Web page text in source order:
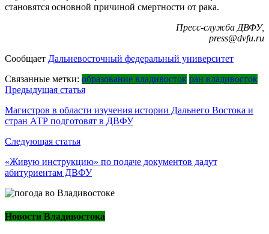
становятся основной причиной смертности от рака.
Пресс-служба ДВФУ,
press@dvfu.ru
Сообщает Дальневосточный федеральный университет
Связанные метки: образование владивосток ран владивосток
Навигация
по
записям
Предыдущая статья
Магистров в области изучения истории Дальнего Востока и
стран АТР подготовят в ДВФУ
Следующая статья
«Живую инструкцию» по подаче документов дадут
абитуриентам ДВФУ
Новости Владивостока